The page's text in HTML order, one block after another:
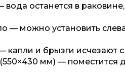
вода останется в
— можно установить
капли и брызги
мм) — поместится